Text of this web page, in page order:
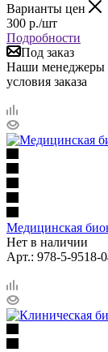
Варианты цен
300 р./шт
Подробности
Под заказ
Наши менеджеры
условия заказа
Медицинская
Нет в наличии
Арт.: 978-5-9518-